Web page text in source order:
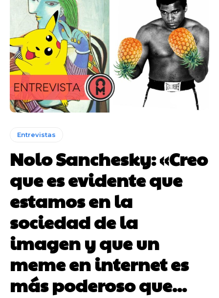
Entrevistas
Nolo Sanchesky: «Creo
que es evidente que
estamos en la
sociedad de la
imagen y que un
meme en internet es
más poderoso que...